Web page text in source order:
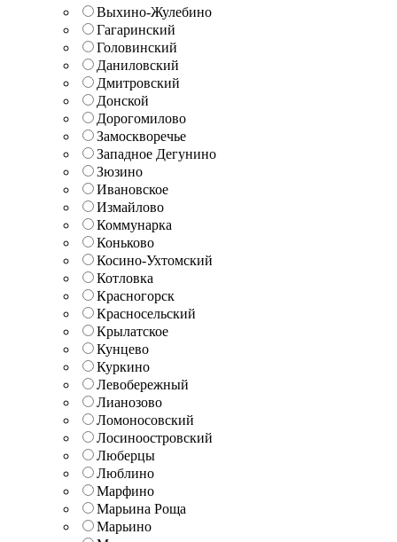
Выхино-Жулебино
Гагаринский
Головинский
Даниловский
Дмитровский
Донской
Дорогомилово
Замоскворечье
Западное Дегунино
Зюзино
Ивановское
Измайлово
Коммунарка
Коньково
Косино-Ухтомский
Котловка
Красногорск
Красносельский
Крылатское
Кунцево
Куркино
Левобережный
Лианозово
Ломоносовский
Лосиноостровский
Люберцы
Люблино
Марфино
Марьина Роща
Марьино